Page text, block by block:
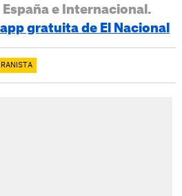
e Internacional.
gratuita de El Nacional